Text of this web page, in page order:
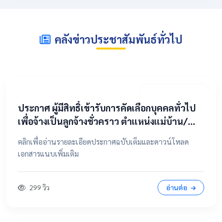
คลังข่าวประชาสัมพันธ์ทั่วไป
​ประกาศ ผู้มีสิทธิ์เข้ารับการคัดเลือกบุคคลทั่วไป
เพื่อจ้างเป็นลูกจ้างชั่วคราว ตำแหน่งแม่บ้าน/
นักการภารโรง
คลิกเพื่ออ่านรายละเอียดประกาศฉบับเต็มและดาวน์โหลด
เอกสารแนบเพิ่มเติม
299 วิว อ่านต่อ